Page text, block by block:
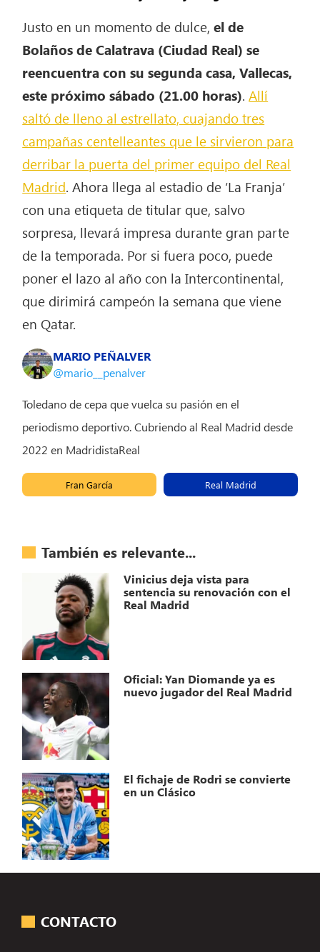
Justo en un momento de dulce,el de
Bolaños de Calatrava (Ciudad Real) se
reencuentra con su segunda casa, Vallecas,
este próximo sábado (21.00 horas).Allí
saltó de lleno al estrellato, cuajando tres
campañas centelleantes que le sirvieron para
derribar la puerta del primer equipo del Real
Madrid. Ahora llega al estadio de ‘La Franja’
con una etiqueta de titular que, salvo
sorpresa, llevará impresa durante gran parte
de la temporada. Por si fuera poco, puede
poner el lazo al año con la Intercontinental,
que dirimirá campeón la semana que viene
en Qatar.
MARIO PEÑALVER
@mario__penalver
Toledano de cepa que vuelca su pasión en el
periodismo deportivo. Cubriendo al Real Madrid desde
2022 en MadridistaReal
Fran García Real Madrid
También es relevante...
Vinicius deja vista para
sentencia su renovación con el
Real Madrid
Oficial: Yan Diomande ya es
nuevo jugador del Real Madrid
El fichaje de Rodri se convierte
en un Clásico
CONTACTO